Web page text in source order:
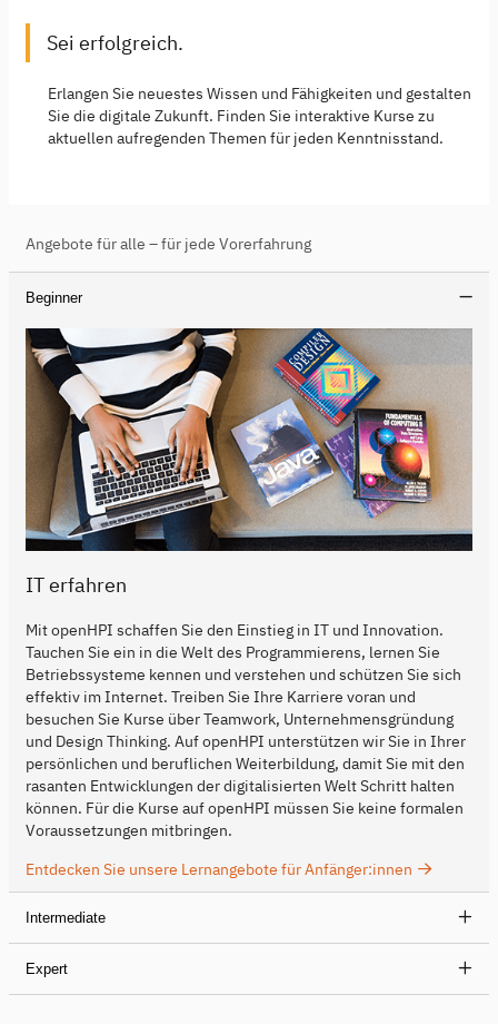
Sei erfolgreich.
Erlangen Sie neuestes Wissen und Fähigkeiten und gestalten
Sie die digitale Zukunft. Finden Sie interaktive Kurse zu
aktuellen aufregenden Themen für jeden Kenntnisstand.
Angebote für alle – für jede Vorerfahrung
Beginner
IT erfahren
Mit openHPI schaffen Sie den Einstieg in IT und Innovation.
Tauchen Sie ein in die Welt des Programmierens, lernen Sie
Betriebssysteme kennen und verstehen und schützen Sie sich
effektiv im Internet. Treiben Sie Ihre Karriere voran und
besuchen Sie Kurse über Teamwork, Unternehmensgründung
und Design Thinking. Auf openHPI unterstützen wir Sie in Ihrer
persönlichen und beruflichen Weiterbildung, damit Sie mit den
rasanten Entwicklungen der digitalisierten Welt Schritt halten
können. Für die Kurse auf openHPI müssen Sie keine formalen
Voraussetzungen mitbringen.
Entdecken Sie unsere Lernangebote für Anfänger:innen
Intermediate
Expert